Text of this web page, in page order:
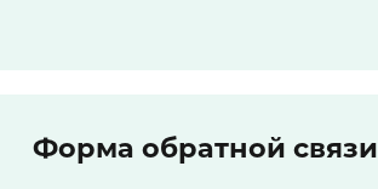
Форма обратной связи